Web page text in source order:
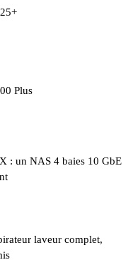
Plus
: un NAS 4 baies 10 GbE
laveur complet,